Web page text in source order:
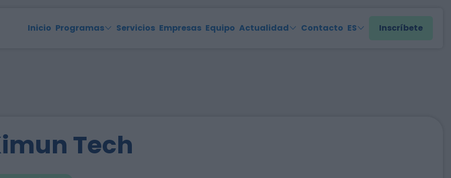
Inicio Programas Servicios Empresas Equipo Actualidad Contacto ES Inscríbete
Tech